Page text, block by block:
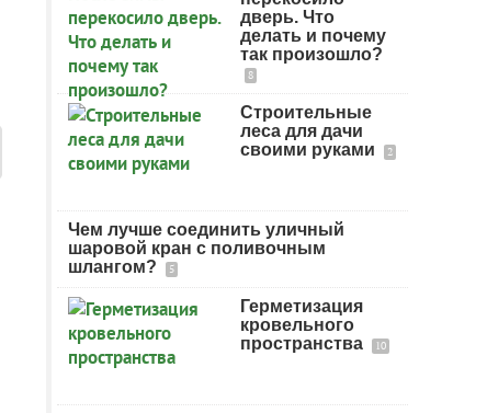
дверь. Что
делать и почему
так произошло?
8
Строительные
леса для дачи
своими руками
2
Чем лучше соединить уличный
шаровой кран с поливочным
шлангом?
5
Герметизация
кровельного
пространства
10